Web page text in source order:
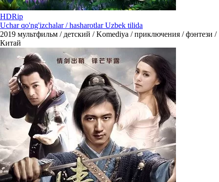
HDRip
Uchar qo'ng'izchalar / hasharotlar Uzbek tilida
2019 мультфильм / детский / Komediya / приключения / фэнтези /
Китай